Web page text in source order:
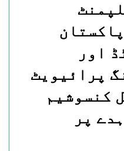
اور
پرائیویٹ
کنسوشیم
پر